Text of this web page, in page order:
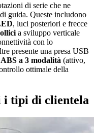
di serie che ne
guida. Queste includono
, luci posteriori e frecce
a sviluppo verticale
con lo
presente una presa USB
ABS a 3 modalità (attivo,
ottimale della
i tipi di clientela